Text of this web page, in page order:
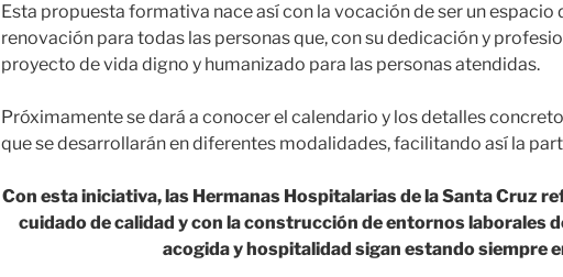
Esta propuesta formativa nace así con la vocación de ser un
renovación para todas las personas que, con su dedicación y
proyecto de vida digno y humanizado para las personas atendidas.
Próximamente se dará a conocer el calendario y los detalles
que se desarrollarán en diferentes modalidades, facilitando así la
Con esta iniciativa, las Hermanas Hospitalarias de la Santa Cruz
cuidado de calidad y con la construcción de entornos laborales
acogida y hospitalidad sigan estando siempre